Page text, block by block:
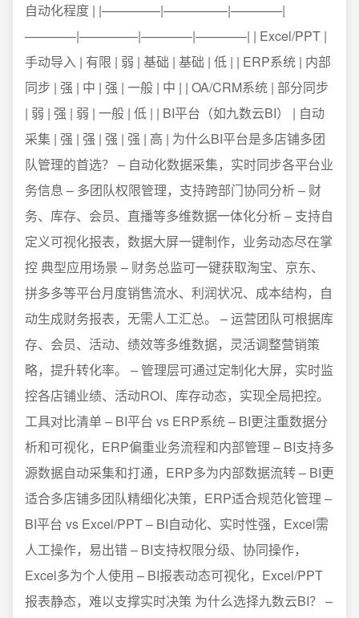
自动化程度 | |————–|—————|————|
————|————–|————|————| | Excel/PPT |
手动导入 | 有限 | 弱 | 基础 | 基础 | 低 | | ERP系统 | 内部
同步 | 强 | 中 | 强 | 一般 | 中 | | OA/CRM系统 | 部分同步
| 弱 | 强 | 弱 | 一般 | 低 | | BI平台（如九数云BI） | 自动
采集 | 强 | 强 | 强 | 强 | 高 | 为什么BI平台是多店铺多团
队管理的首选？ – 自动化数据采集，实时同步各平台业
务信息 – 多团队权限管理，支持跨部门协同分析 – 财
务、库存、会员、直播等多维数据一体化分析 – 支持自
定义可视化报表，数据大屏一键制作，业务动态尽在掌
控 典型应用场景 – 财务总监可一键获取淘宝、京东、
拼多多等平台月度销售流水、利润状况、成本结构，自
动生成财务报表，无需人工汇总。 – 运营团队可根据库
存、会员、活动、绩效等多维数据，灵活调整营销策
略，提升转化率。 – 管理层可通过定制化大屏，实时监
控各店铺业绩、活动ROI、库存动态，实现全局把控。
工具对比清单 – BI平台 vs ERP系统 – BI更注重数据分
析和可视化，ERP偏重业务流程和内部管理 – BI支持多
源数据自动采集和打通，ERP多为内部数据流转 – BI更
适合多店铺多团队精细化决策，ERP适合规范化管理 –
BI平台 vs Excel/PPT – BI自动化、实时性强，Excel需
人工操作，易出错 – BI支持权限分级、协同操作，
Excel多为个人使用 – BI报表动态可视化，Excel/PPT
报表静态，难以支撑实时决策 为什么选择九数云BI？ –